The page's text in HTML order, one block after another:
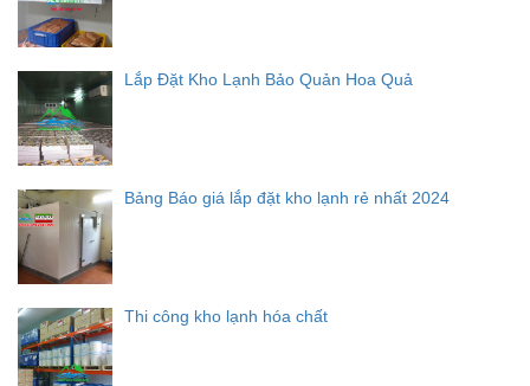
Lắp Đặt Kho Lạnh Bảo Quản Hoa Quả
Bảng Báo giá lắp đặt kho lạnh rẻ nhất 2024
Thi công kho lạnh hóa chất